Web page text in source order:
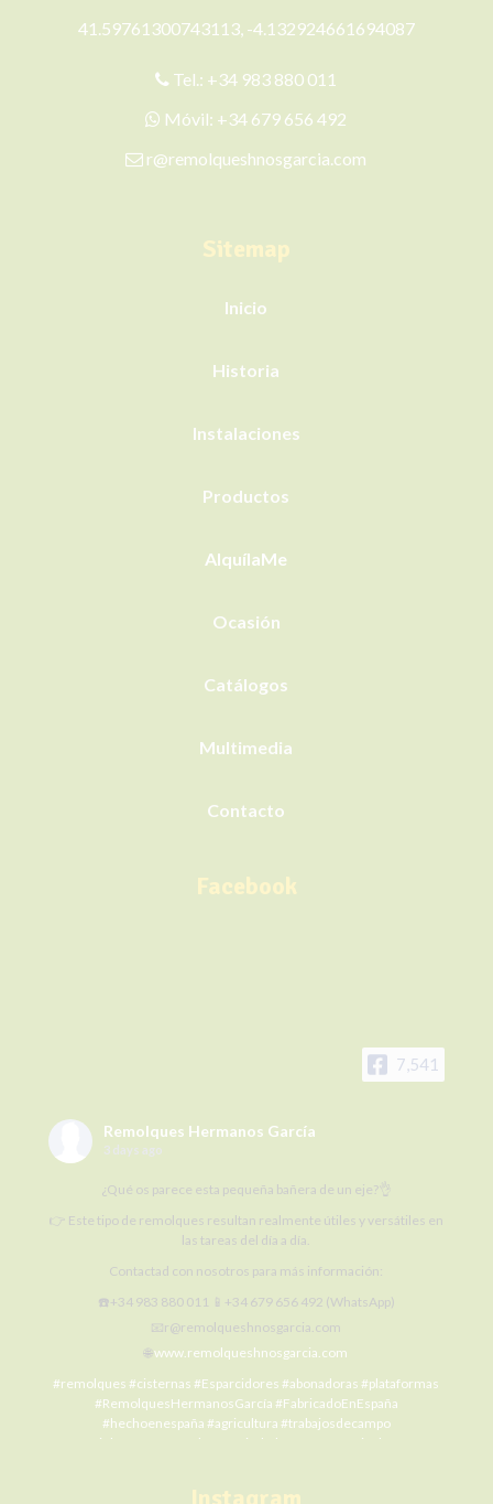
41.59761300743113, -4.132924661694087
Tel.: +34 983 880 011
Móvil: +34 679 656 492
r@remolqueshnosgarcia.com
Sitemap
Inicio
Historia
Instalaciones
Productos
AlquílaMe
Ocasión
Catálogos
Multimedia
Contacto
Facebook
7,541
Remolques Hermanos García
3 days ago
¿Qué os parece esta pequeña bañera de un eje?👌
👉 Este tipo de remolques resultan realmente útiles y versátiles en
las tareas del día a día.
Contactad con nosotros para más información:
☎️+34 983 880 011 📱+34 679 656 492 (WhatsApp)
📧r@remolqueshnosgarcia.com
🌐www.remolqueshnosgarcia.com
#remolques #cisternas #Esparcidores #abonadoras #plataformas
#RemolquesHermanosGarcía #FabricadoEnEspaña
#hechoenespaña #agricultura #trabajosdecampo
#SiElCampoNoProduceLaCiudadNoCome
#agriculture
Instagram